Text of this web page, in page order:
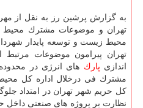
به گزارش پرشین رز به نقل از
تهران و موضوعات مشترك محیط
محیط زیست و توسعه پایدار
تهران پیرامون موضوعات
اندازی پارك های انرژی در
مشترك فی درخلال اداره كل
كل حریم شهر تهران در امتداد
نظارت بر پروژه های صنعتی داخل